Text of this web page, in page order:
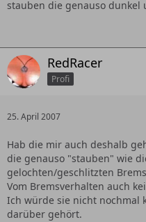
stauben die genauso dunkel
RedRacer
Profi
25. April 2007
Hab die mir auch deshalb
die genauso "stauben" wie
gelochten/geschlitzten
Vom Bremsverhalten auch
Ich würde sie nicht nochmal
darüber gehört.